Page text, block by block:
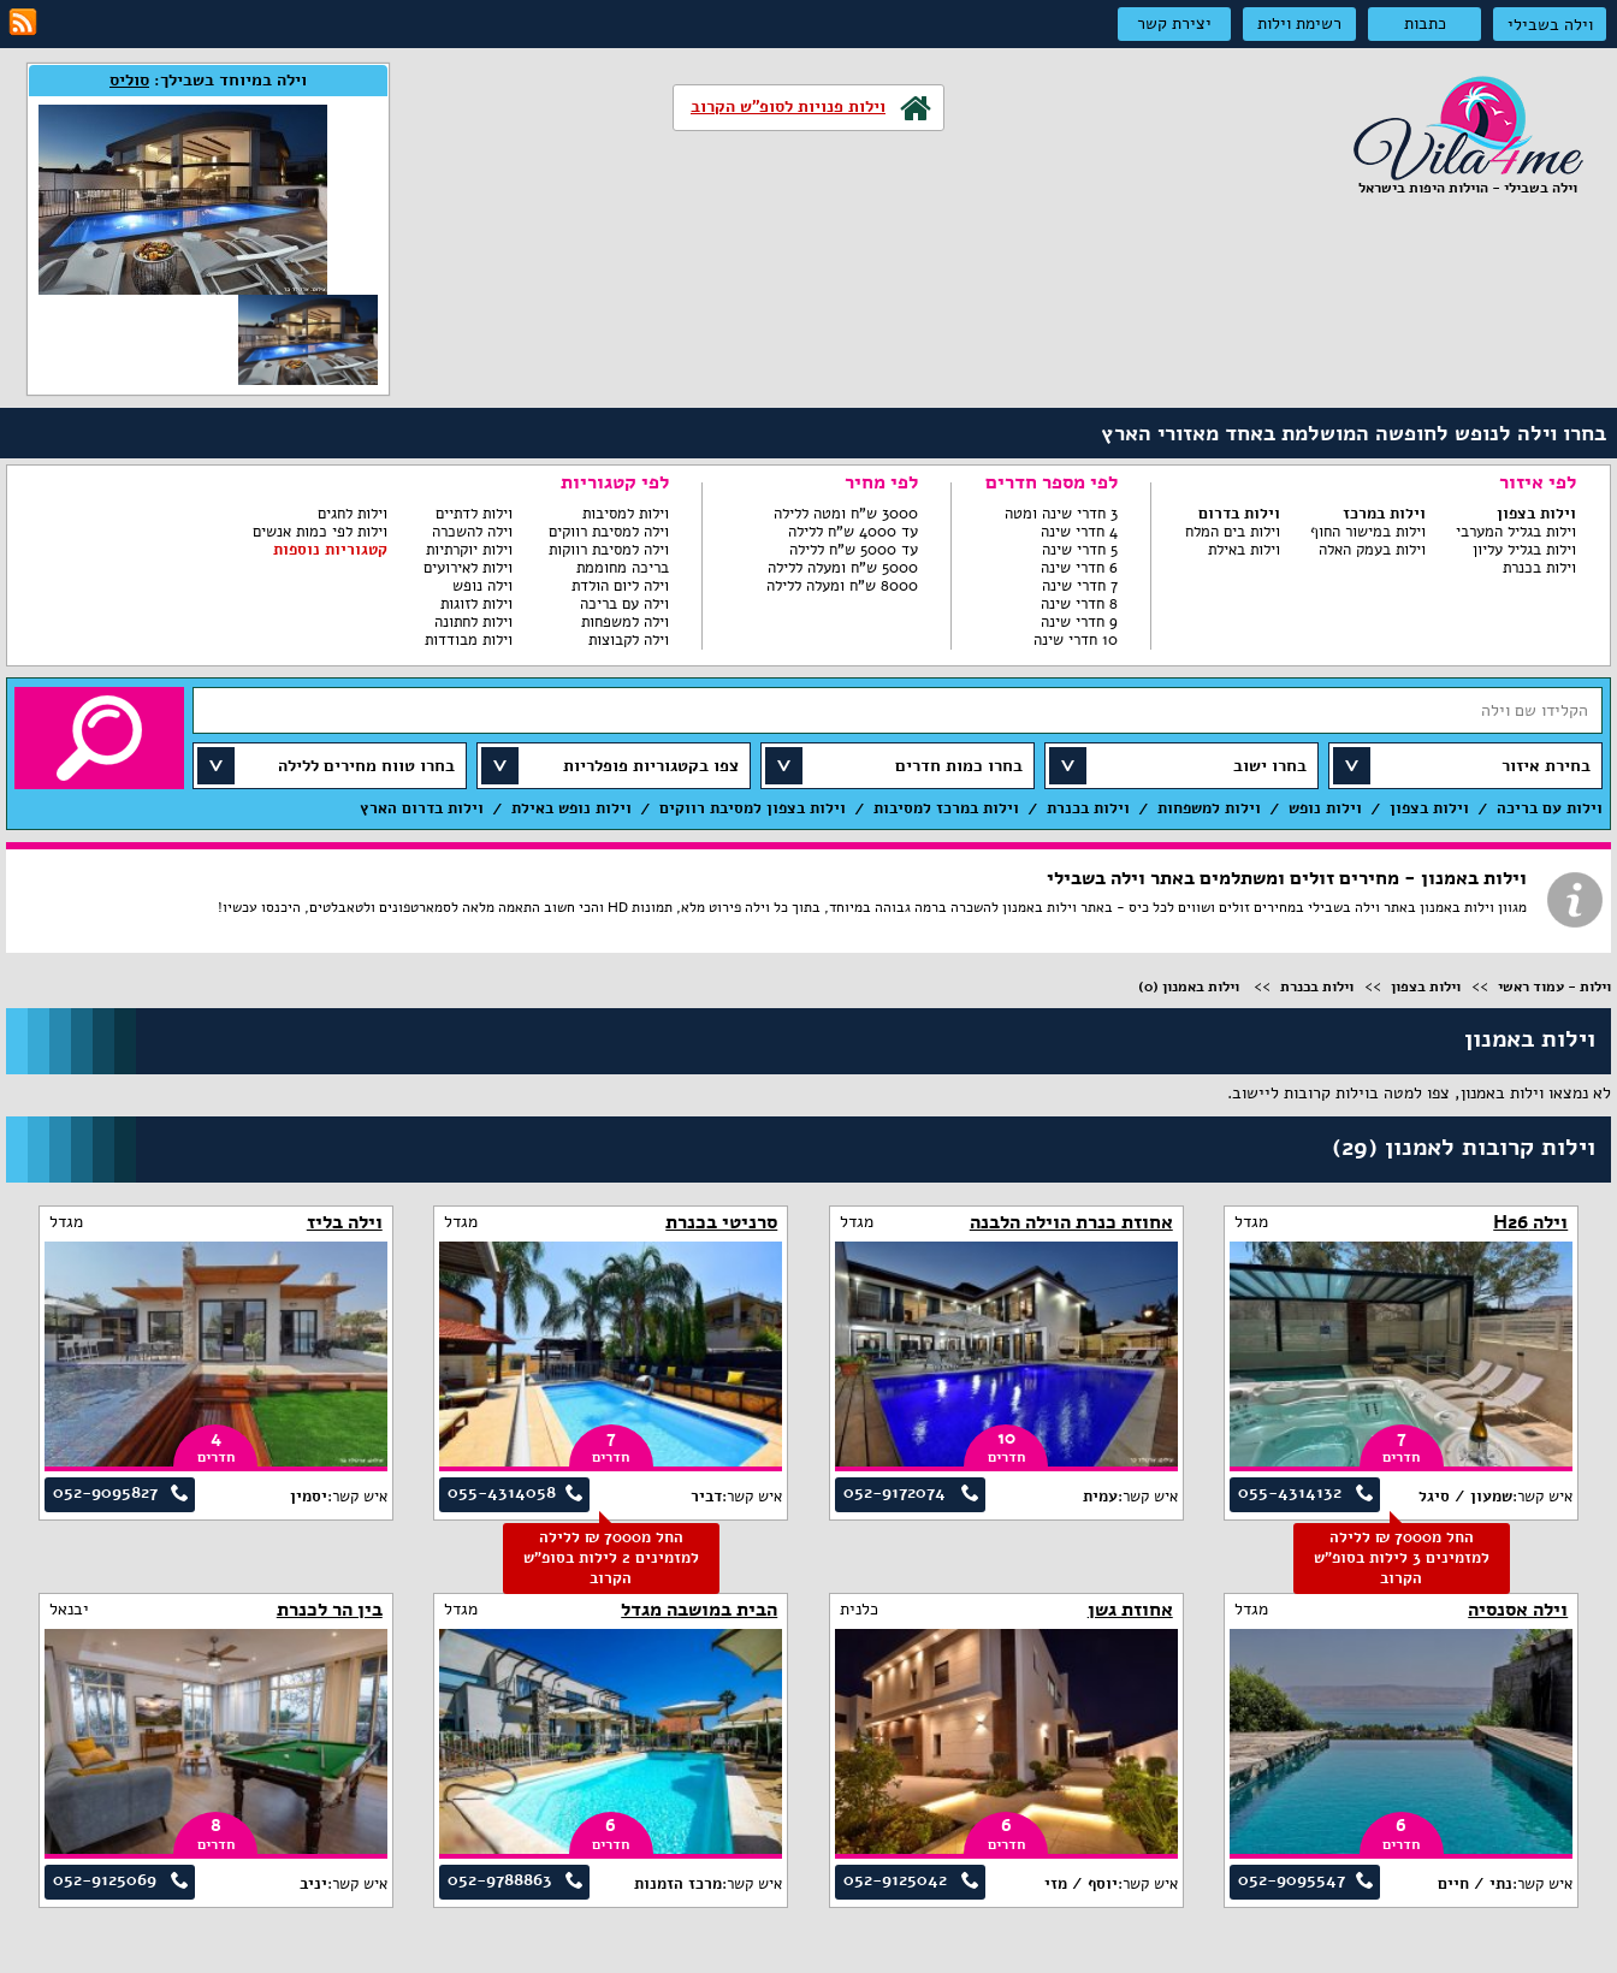
וילה בשבילי כתבות רשימת וילות יצירת קשר
וילות פנויות לסופ"ש הקרוב
וילה במיוחד בשבילך: סוליס
וילה בשבילי - הוילות היפות בישראל
בחרו וילה לנופש לחופשה המושלמת באחד מאזורי הארץ
לפי איזור
וילות בצפון
וילות בגליל המערבי
וילות בגליל עליון
וילות בכנרת
וילות במרכז
וילות במישור החוף
וילות בעמק האלה
וילות בדרום
וילות בים המלח
וילות באילת
לפי מספר חדרים
3 חדרי שינה ומטה
4 חדרי שינה
5 חדרי שינה
6 חדרי שינה
7 חדרי שינה
8 חדרי שינה
9 חדרי שינה
10 חדרי שינה
לפי מחיר
3000 ש"ח ומטה ללילה
עד 4000 ש"ח ללילה
עד 5000 ש"ח ללילה
5000 ש"ח ומעלה ללילה
8000 ש"ח ומעלה ללילה
לפי קטגוריות
וילות למסיבות
וילה למסיבת רווקים
וילה למסיבת רווקות
בריכה מחוממת
וילה ליום הולדת
וילה עם בריכה
וילה למשפחות
וילה לקבוצות
וילות לדתיים
וילה להשכרה
וילות יוקרתיות
וילות לאירועים
וילה נופש
וילות לזוגות
וילות לחתונה
וילות מבודדות
וילות לחגים
וילות לפי כמות אנשים
קטגוריות נוספות
בחירת איזור בחרו ישוב בחרו כמות חדרים צפו בקטגוריות פופלריות בחרו טווח מחירים ללילה
וילות עם בריכה וילות בצפון וילות נופש וילות למשפחות וילות בכנרת וילות במרכז למסיבות וילות בצפון למסיבת רווקים וילות נופש באילת וילות בדרום הארץ
וילות באמנון - מחירים זולים ומשתלמים באתר וילה בשבילי
מגוון וילות באמנון באתר וילה בשבילי במחירים זולים ושווים לכל כיס - באתר וילות באמנון להשכרה ברמה גבוהה במיוחד, בתוך כל וילה פירוט מלא, תמונות HD והכי חשוב התאמה מלאה לסמארטפונים ולטאבלטים, היכנסו עכשיו!
וילות - עמוד ראשי וילות בצפון וילות בכנרת וילות באמנון (0)
וילות באמנון
לא נמצאו וילות באמנון, צפו למטה בוילות קרובות ליישוב.
וילות קרובות לאמנון (29)
וילה H26 מגדל
7
חדרים
055-4314132 איש קשר:שמעון / סיגל
החל מ7000 ₪ ללילה
למזמינים 3 לילות בסופ"ש
הקרוב
אחוזת כנרת הוילה הלבנה מגדל
10
חדרים
052-9172074 איש קשר:עמית
סרניטי בכנרת מגדל
7
חדרים
055-4314058 איש קשר:דביר
החל מ7000 ₪ ללילה
למזמינים 2 לילות בסופ"ש
הקרוב
וילה בליז מגדל
4
חדרים
052-9095827 איש קשר:יסמין
וילה אסנסיה מגדל
6
חדרים
052-9095547 איש קשר:נתי / חיים
אחוזת גשן כלנית
6
חדרים
052-9125042 איש קשר:יוסף / מזי
הבית במושבה מגדל מגדל
6
חדרים
052-9788863 איש קשר:מרכז הזמנות
בין הר לכנרת יבנאל
8
חדרים
052-9125069 איש קשר:יניב